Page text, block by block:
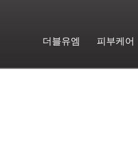
더블유엠
피부케어